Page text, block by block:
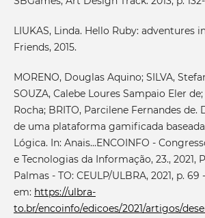
LIUKAS, Linda. Hello Ruby: adventures
Friends, 2015.
MORENO, Douglas Aquino; SILVA,
SOUZA, Calebe Loures Sampaio Eler
Rocha; BRITO, Parcilene Fernandes
de uma plataforma gamificada
Lógica. In: Anais...ENCOINFO -
e Tecnologias da Informação, 23., 2021,
Palmas - TO: CEULP/ULBRA, 2021, p. 69
em: https://ulbra-
to.br/encoinfo/edicoes/2021/artigos/